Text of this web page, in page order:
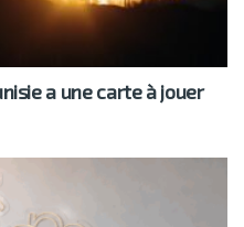
a une carte à jouer